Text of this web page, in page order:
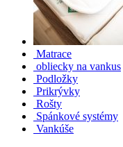
Matrace
obliecky na vankus
Podložky
Prikrývky
Rošty
Spánkové systémy
Vankúše